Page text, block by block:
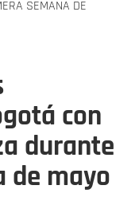
SEMANA DE
con
durante
de mayo